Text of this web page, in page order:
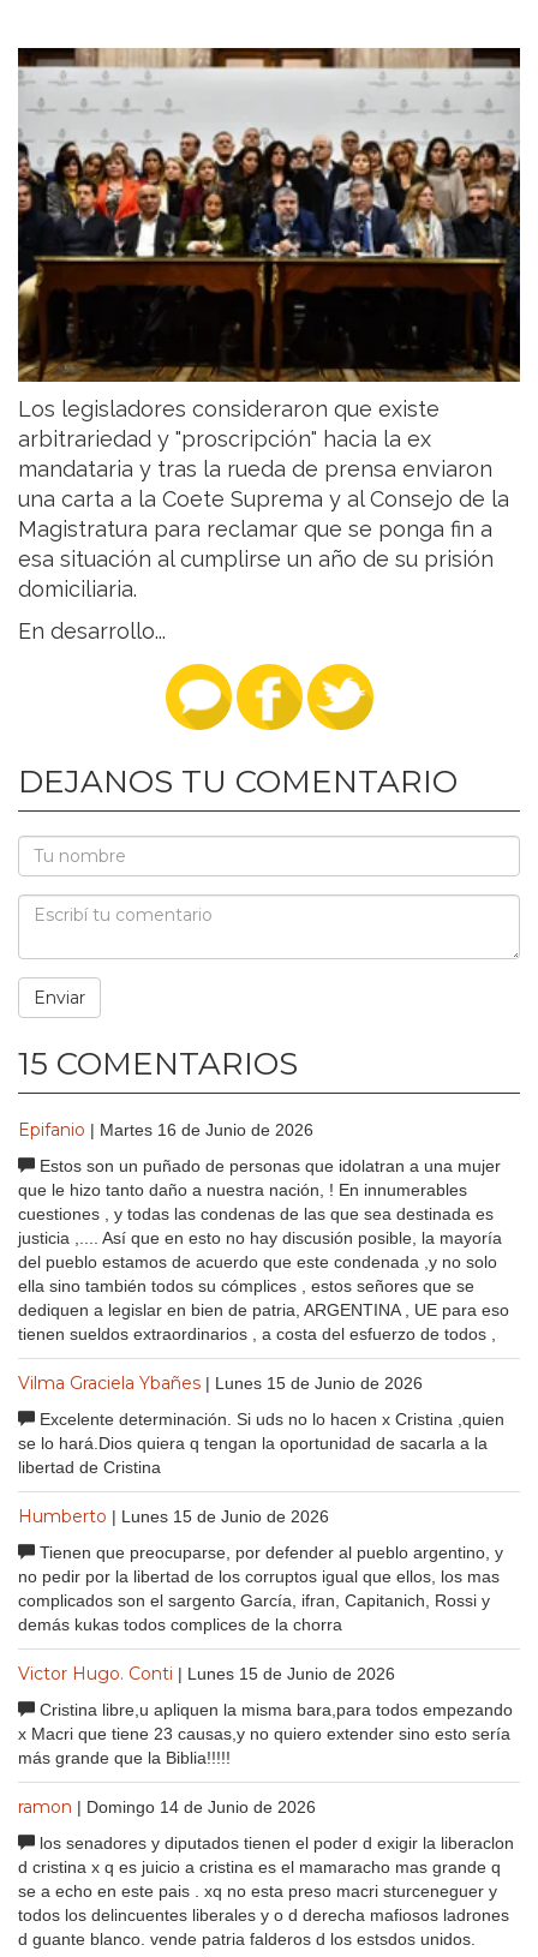
Los legisladores consideraron que existe
arbitrariedad y "proscripción" hacia la ex
mandataria y tras la rueda de prensa enviaron
una carta a la Coete Suprema y al Consejo de la
Magistratura para reclamar que se ponga fin a
esa situación al cumplirse un año de su prisión
domiciliaria.
En desarrollo...
DEJANOS TU COMENTARIO
15 COMENTARIOS
Epifanio | Martes 16 de Junio de 2026
Estos son un puñado de personas que idolatran a una mujer
que le hizo tanto daño a nuestra nación, ! En innumerables
cuestiones , y todas las condenas de las que sea destinada es
justicia ,.... Así que en esto no hay discusión posible, la mayoría
del pueblo estamos de acuerdo que este condenada ,y no solo
ella sino también todos su cómplices , estos señores que se
dediquen a legislar en bien de patria, ARGENTINA , UE para eso
tienen sueldos extraordinarios , a costa del esfuerzo de todos ,
Vilma Graciela Ybañes | Lunes 15 de Junio de 2026
Excelente determinación. Si uds no lo hacen x Cristina ,quien
se lo hará.Dios quiera q tengan la oportunidad de sacarla a la
libertad de Cristina
Humberto | Lunes 15 de Junio de 2026
Tienen que preocuparse, por defender al pueblo argentino, y
no pedir por la libertad de los corruptos igual que ellos, los mas
complicados son el sargento García, ifran, Capitanich, Rossi y
demás kukas todos complices de la chorra
Victor Hugo. Conti | Lunes 15 de Junio de 2026
Cristina libre,u apliquen la misma bara,para todos empezando
x Macri que tiene 23 causas,y no quiero extender sino esto sería
más grande que la Biblia!!!!!
ramon | Domingo 14 de Junio de 2026
los senadores y diputados tienen el poder d exigir la liberaclon
d cristina x q es juicio a cristina es el mamaracho mas grande q
se a echo en este pais . xq no esta preso macri sturceneguer y
todos los delincuentes liberales y o d derecha mafiosos ladrones
d guante blanco. vende patria falderos d los estsdos unidos.